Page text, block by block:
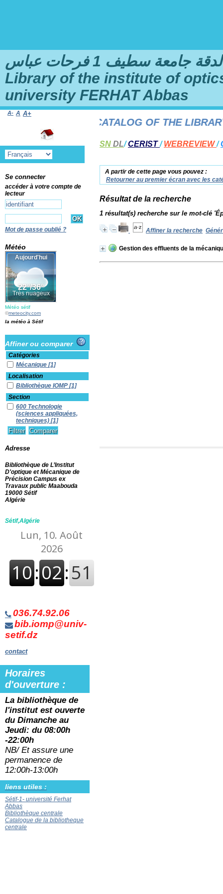
سطيف 1 فرحات عباس
Library of the institute of
university FERHAT Abbas
SN DL/CERIST/WEBREVIEW/
A partir de cette page vous pouvez :
Retourner au premier écran avec les
Résultat de la recherche
1 résultat(s) recherche sur le mot-clé
Affiner la recherche
Gestion des effluents de la
TO THE ONLINE CATALOG OF THE
A- A A+
Se connecter
accéder à votre compte de
lecteur
Mot de passe oublié ?
Météo
Météo sétif
©meteocity.com
la météo à Sétif
Affiner ou comparer
Catégories
Mécanique [1]
Localisation
Bibliothèque IOMP [1]
Section
600 Technologie
(sciences appliquées,
techniques) [1]
Adresse
Bibliothèque de L’Institut
D'optique et Mécanique de
Précision Campus ex
Travaux public Maabouda
19000 Sétif
Algérie
Sétif,Algérie
036.74.92.06
bib.iomp@univ-
setif.dz
contact
Horaires
d'ouverture :
La bibliothèque de
l'institut est ouverte
du Dimanche au
Jeudi: du 08:00h
-22:00h
NB/ Et assure une
permanence de
12:00h-13:00h
liens utiles :
Sétif-1- université Ferhat
Abbas
Bibliothèque centrale
Catalogue de la bibliotheque
centrale